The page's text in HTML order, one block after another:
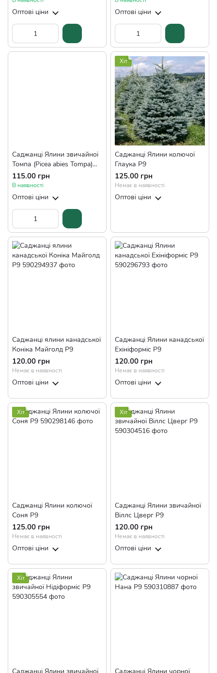
Оптові ціни Оптові ціни
Саджанці Ялини звичайної
Томпа (Picea abies Tompa)
Р9
115.00 грн
В наявності
Оптові ціни
Хіт
Саджанці Ялини колючої
Глаука Р9
125.00 грн
Немає в наявності
Оптові ціни
Саджанці ялини канадської
Коніка Майголд Р9
120.00 грн
Немає в наявності
Оптові ціни
Саджанці Ялини канадської
Ехініформіс Р9
120.00 грн
Немає в наявності
Оптові ціни
Хіт
Саджанці Ялини колючої
Соня Р9
125.00 грн
Немає в наявності
Оптові ціни
Хіт
Саджанці Ялини звичайної
Віллс Цверг Р9
120.00 грн
Немає в наявності
Оптові ціни
Хіт